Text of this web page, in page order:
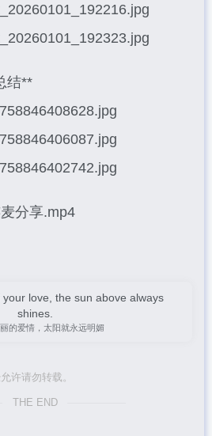
结**
分享.mp4
love, the sun above always
shines.
的爱情，太阳就永远明媚
许请勿转载。
THE END